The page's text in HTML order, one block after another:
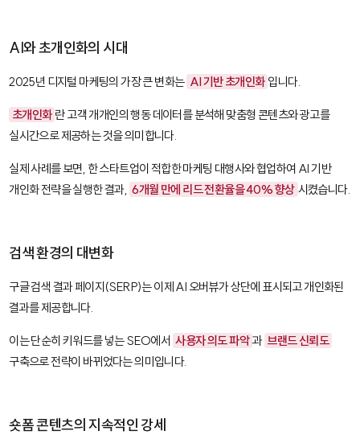
AI와 초개인화의 시대
2025년 디지털 마케팅의 가장 큰 변화는 AI 기반 초개인화 입니다.
초개인화 란 고객 개개인의 행동 데이터를 분석해 맞춤형 콘텐츠와 광고를
실시간으로 제공하는 것을 의미합니다.
실제 사례를 보면, 한 스타트업이 적합한 마케팅 대행사와 협업하여 AI 기반
개인화 전략을 실행한 결과, 6개월 만에 리드 전환율을 40% 향상 시켰습니다.
검색 환경의 대변화
구글 검색 결과 페이지(SERP)는 이제 AI 오버뷰가 상단에 표시되고 개인화된
결과를 제공합니다.
이는 단순히 키워드를 넣는 SEO에서 사용자 의도 파악과 브랜드 신뢰도
구축으로 전략이 바뀌었다는 의미입니다.
숏폼 콘텐츠의 지속적인 강세